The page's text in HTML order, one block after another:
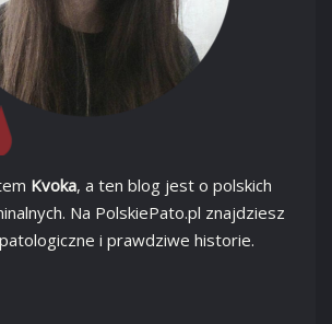
Kvoka, a ten blog jest o polskich
Na PolskiePato.pl znajdziesz
i prawdziwe historie.